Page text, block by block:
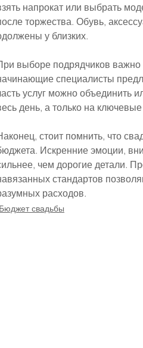
напрокат или выбрать
торжества. Обувь,
у близких.
выборе подрядчиков важно
специалисты
услуг можно объединить
день, а только на
стоит помнить, что
Искренние эмоции,
чем дорогие детали.
стандартов
расходов.
Бюджет свадьбы